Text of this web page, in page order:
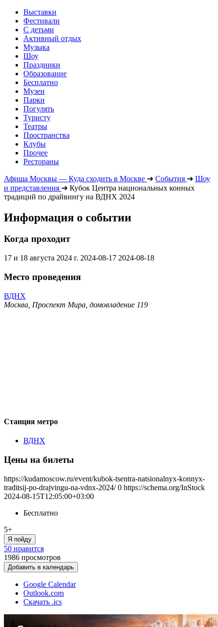
Выставки
Фестивали
С детьми
Активный отдых
Музыка
Шоу
Праздники
Образование
Бесплатно
Музеи
Парки
Погулять
Туристу
Театры
Пространства
Клубы
Прочее
Рестораны
Афиша Москвы — Куда сходить в Москве ➔ События ➔ Шоу
и представления ➔ Кубок Центра национальных конных
традиций по драйвингу на ВДНХ 2024
Информация о событии
Когда проходит
17 и 18 августа 2024 г. 2024-08-17 2024-08-18
Место проведения
ВДНХ
Москва, Проспект Мира, домовладение 119
Станция метро
ВДНХ
Цены на билеты
https://kudamoscow.ru/event/kubok-tsentra-natsionalnyx-konnyx-
traditsij-po-drajvingu-na-vdnx-2024/ 0 https://schema.org/InStock
2024-08-15T12:05:00+03:00
Бесплатно
5+
Я пойду
50 нравится
1986 просмотров
Добавить в календарь
Google Calendar
Outlook.com
Скачать .ics